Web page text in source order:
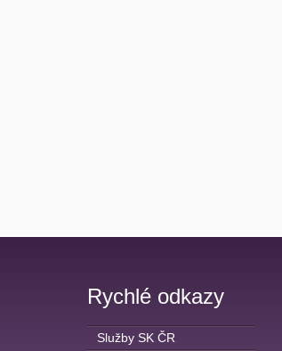
Rychlé odkazy
Služby SK ČR